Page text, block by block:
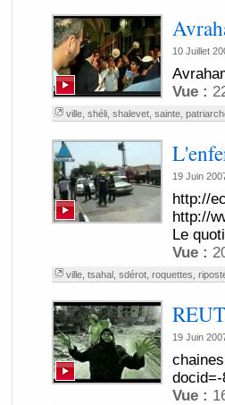
10 Juillet
Vue :
ville, shéli, shalevet, sainte,
19 Juin
http://
http://
Le
Vue :
ville, tsahal, sdérot, roquettes
19 Juin
docid=-
Vue :